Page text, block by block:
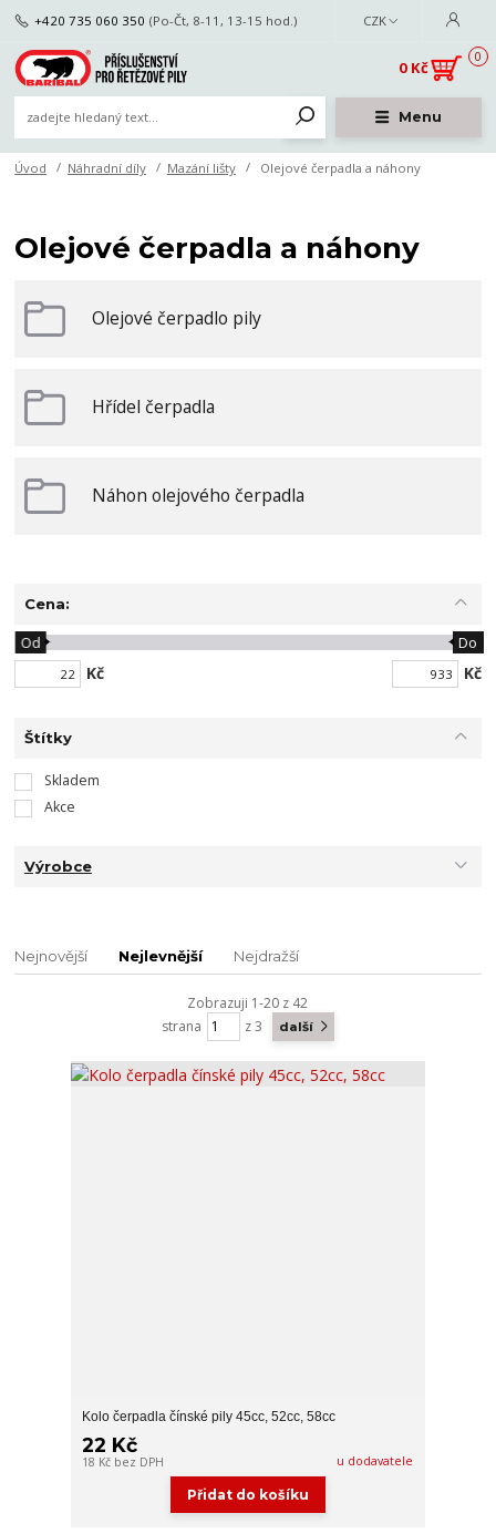
Menu
CZK
+420 735 060 350 (Po-Čt, 8-11, 13-15 hod.)
0
0 Kč
Úvod Náhradní díly Mazání lišty Olejové čerpadla a náhony
Olejové čerpadla a náhony
Olejové čerpadlo pily
Hřídel čerpadla
Náhon olejového čerpadla
Cena:
Kč
Od Do
Kč
Štítky
Skladem
Akce
Výrobce
Nejnovější Nejlevnější Nejdražší
Zobrazuji 1-20 z 42
strana
z 3 další
Kolo čerpadla čínské pily 45cc, 52cc, 58cc
22 Kč
18 Kč bez DPH u dodavatele
Přidat do košíku